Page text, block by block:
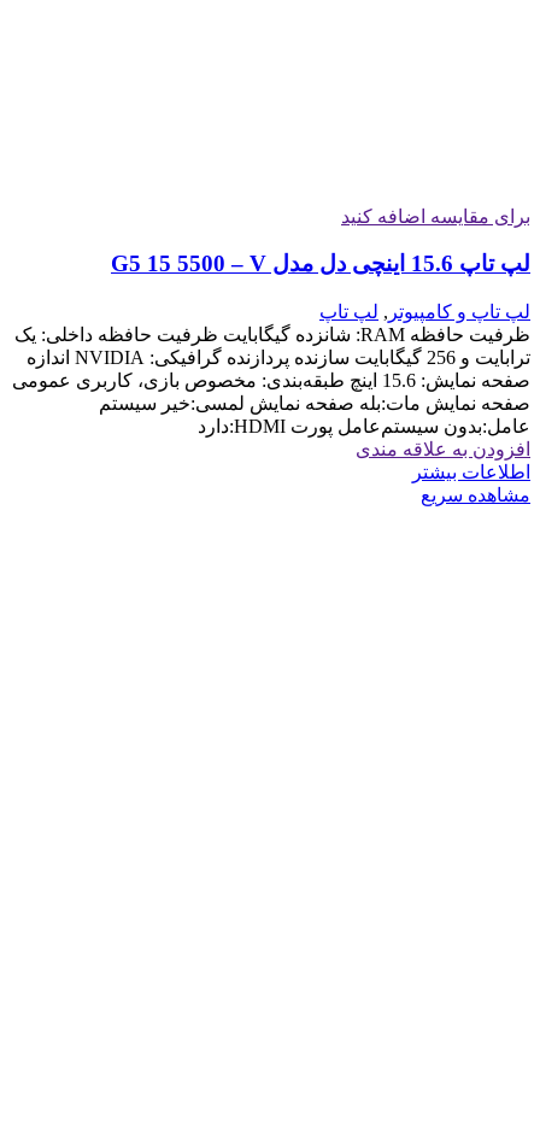
برای مقایسه اضافه کنید
لپ تاپ 15.6 اینچی دل مدل G5 15 5500 – V
لپ تاپ و کامپیوتر , لپ تاپ
ظرفیت حافظه RAM: شانزده گیگابایت ظرفیت حافظه داخلی: یک
ترابایت و 256 گیگابایت سازنده پردازنده گرافیکی: NVIDIA اندازه
صفحه نمایش: 15.6 اینچ طبقه‌بندی: مخصوص بازی، کاربری عمومی
صفحه نمایش مات:بله صفحه نمایش لمسی:خیر سیستم
عامل:بدون سیستم‌عامل پورت HDMI:دارد
افزودن به علاقه مندی
اطلاعات بیشتر
مشاهده سریع